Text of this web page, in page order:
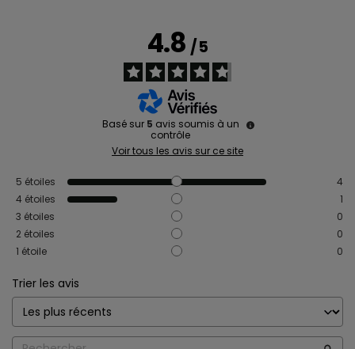
4.8/5
Basé sur 5 avis soumis à un
contrôle
Voir tous les avis sur ce site
5 étoiles
4
4 étoiles
1
3 étoiles
0
2 étoiles
0
1 étoile 0
Trier les avis